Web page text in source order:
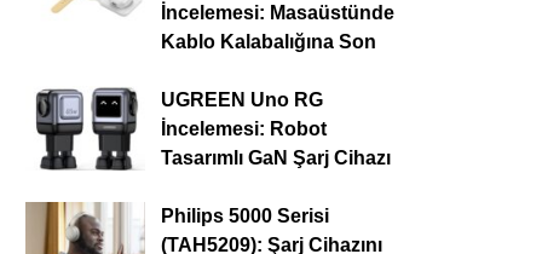
İncelemesi: Masaüstünde
Kablo Kalabalığına Son
UGREEN Uno RG
İncelemesi: Robot
Tasarımlı GaN Şarj Cihazı
Philips 5000 Serisi
(TAH5209): Şarj Cihazını